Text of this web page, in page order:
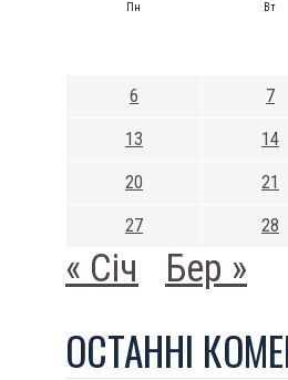
Пн Вт
6 7
13 14
20 21
27 28
« Січ Бер »
ОСТАННI